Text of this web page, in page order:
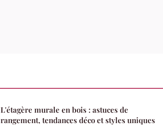
L'étagère murale en bois : astuces de
rangement, tendances déco et styles uniques